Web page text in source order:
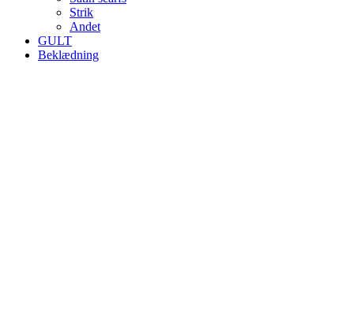
Strik
Andet
GULT
Beklædning